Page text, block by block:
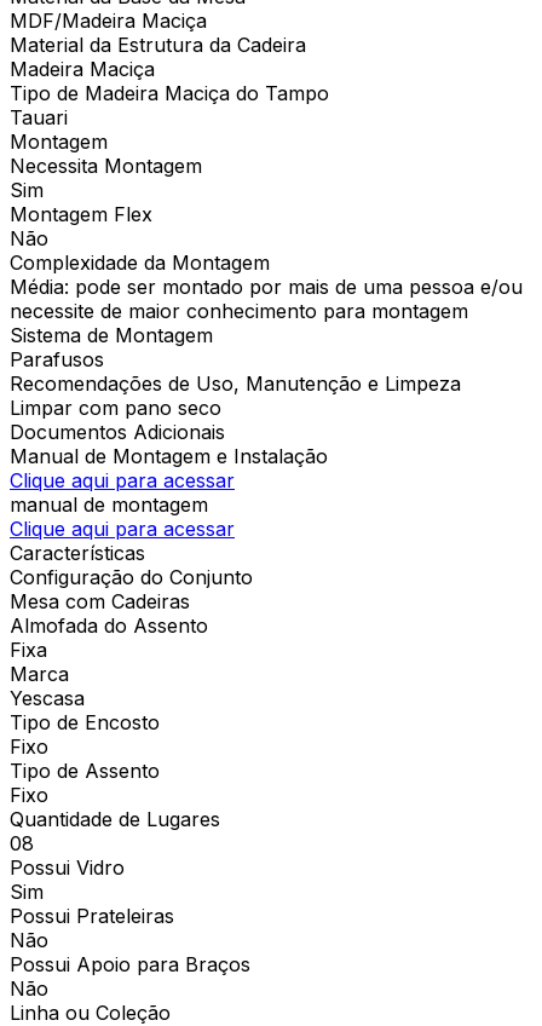
MDF/Madeira Maciça
Material da Estrutura da Cadeira
Madeira Maciça
Tipo de Madeira Maciça do Tampo
Tauari
Montagem
Necessita Montagem
Sim
Montagem Flex
Não
Complexidade da Montagem
Média: pode ser montado por mais de uma pessoa e/ou
necessite de maior conhecimento para montagem
Sistema de Montagem
Parafusos
Recomendações de Uso, Manutenção e Limpeza
Limpar com pano seco
Documentos Adicionais
Manual de Montagem e Instalação
Clique aqui para acessar
manual de montagem
Clique aqui para acessar
Características
Configuração do Conjunto
Mesa com Cadeiras
Almofada do Assento
Fixa
Marca
Yescasa
Tipo de Encosto
Fixo
Tipo de Assento
Fixo
Quantidade de Lugares
08
Possui Vidro
Sim
Possui Prateleiras
Não
Possui Apoio para Braços
Não
Linha ou Coleção